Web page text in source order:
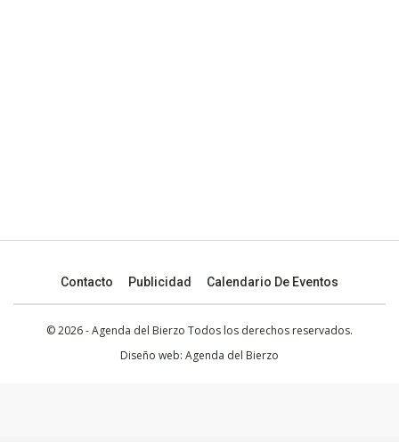
Contacto Publicidad Calendario De Eventos
© 2026 - Agenda del Bierzo Todos los derechos reservados.
Diseño web: Agenda del Bierzo